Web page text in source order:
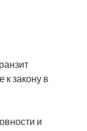
закону в
и